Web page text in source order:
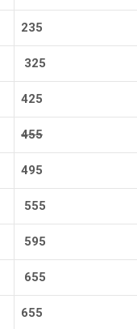
235
325
425
455
495
555
595
655
655